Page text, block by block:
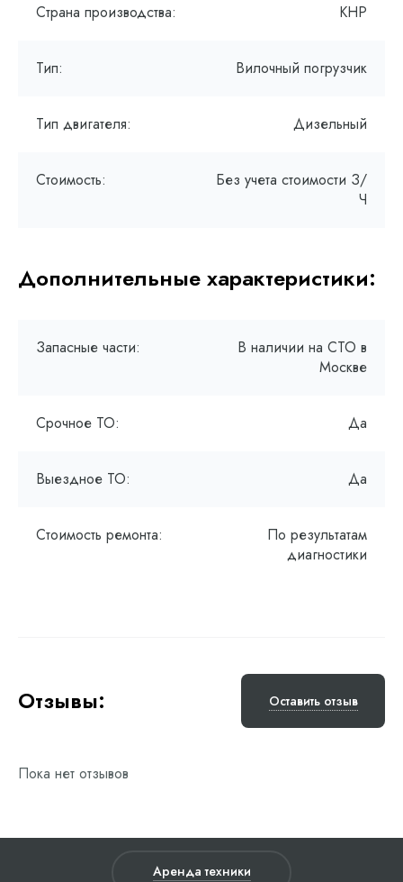
Страна производства: КНР
Тип: Вилочный погрузчик
Тип двигателя: Дизельный
Стоимость:
Без учета стоимости З/
Ч
Дополнительные характеристики:
Запасные части:
В наличии на СТО в
Москве
Срочное ТО: Да
Выездное ТО: Да
Стоимость ремонта:
По результатам
диагностики
Отзывы: Оставить отзыв
Пока нет отзывов
Аренда техники